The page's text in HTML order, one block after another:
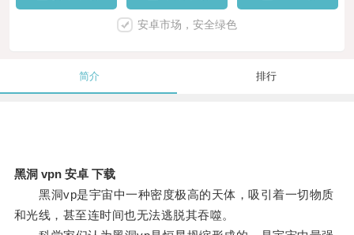
安卓市场，安全绿色
简介 排行
黑洞 vpn 安卓 下载
黑洞vp是宇宙中一种密度极高的天体，吸引着一切物质
和光线，甚至连时间也无法逃脱其吞噬。